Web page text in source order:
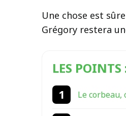
Une chose est
Grégory restera
LES POINTS
Le corbeau,